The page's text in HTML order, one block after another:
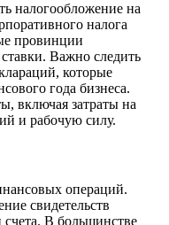
налогообложение на
налога
провинции
Важно следить
которые
года бизнеса.
включая затраты на
и рабочую силу.
операций.
свидетельств
счета. В большинстве